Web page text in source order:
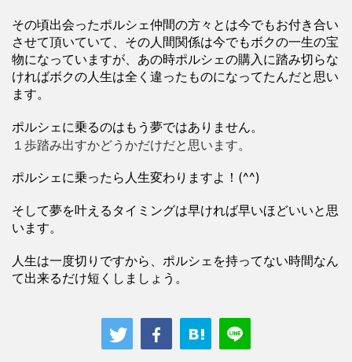
その頃出会ったポルシェ仲間の方々とは今でもお付き合い
させて頂いていて、その人間関係は今でもボクの一生の宝
物になっていますが、あの時ポルシェの購入に踏み切らな
ければボクの人生は全く違ったものになってたんだと思い
ます。
ポルシェに乗るのはもう夢ではありません。
１歩踏み出すかどうかだけだと思います。
ポルシェに乗ったら人生変わりますよ！(^^)
そして夢を叶えるタイミングは早ければ早いほどいいと思
います。
人生は一度切りですから、ポルシェを持ってない時間なん
て出来るだけ短くしましょう。